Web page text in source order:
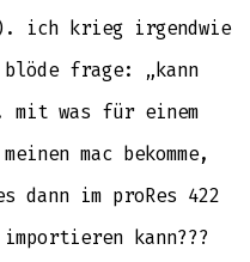
ich krieg irgendwie
frage: „kann
mit was für einem
mac bekomme,
im proRes 422
kann???